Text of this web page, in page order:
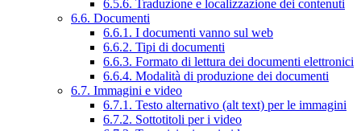
6.5.6. Traduzione e localizzazione dei contenuti
6.6. Documenti
6.6.1. I documenti vanno sul web
6.6.2. Tipi di documenti
6.6.3. Formato di lettura dei documenti elettronici
6.6.4. Modalità di produzione dei documenti
6.7. Immagini e video
6.7.1. Testo alternativo (alt text) per le immagini
6.7.2. Sottotitoli per i video